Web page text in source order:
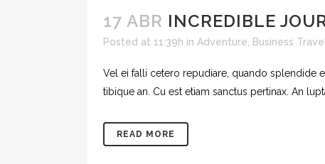
17 ABR INCREDIBLE
Posted at 11:39h in Adventure Business Travel
Vel ei falli cetero repudiare, quando splendide
tibique an. Cu est etiam sanctus pertinax. An
READ MORE